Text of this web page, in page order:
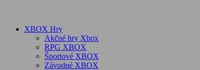
XBOX Hry
Akčné hry Xbox
RPG XBOX
Športové XBOX
Závodné XBOX